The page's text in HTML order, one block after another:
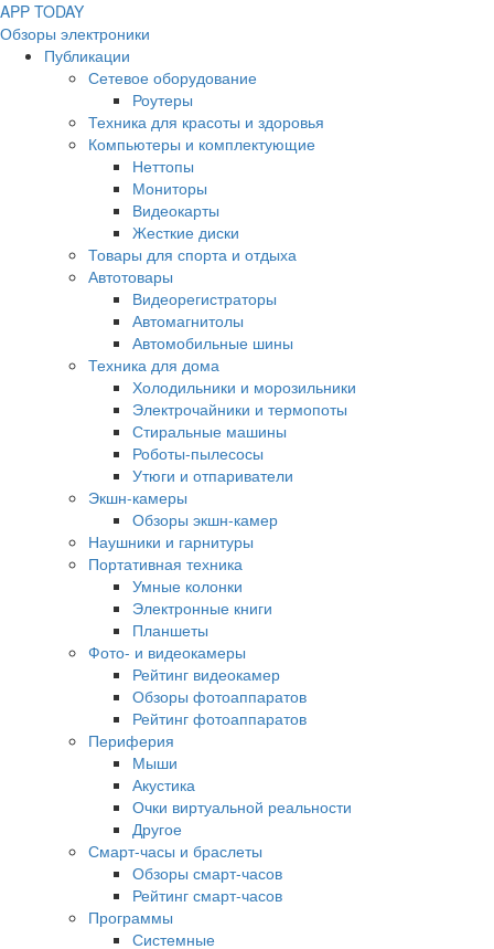
APP TODAY
Обзоры электроники
Публикации
Сетевое оборудование
Роутеры
Техника для красоты и здоровья
Компьютеры и комплектующие
Неттопы
Мониторы
Видеокарты
Жесткие диски
Товары для спорта и отдыха
Автотовары
Видеорегистраторы
Автомагнитолы
Автомобильные шины
Техника для дома
Холодильники и морозильники
Электрочайники и термопоты
Стиральные машины
Роботы-пылесосы
Утюги и отпариватели
Экшн-камеры
Обзоры экшн-камер
Наушники и гарнитуры
Портативная техника
Умные колонки
Электронные книги
Планшеты
Фото- и видеокамеры
Рейтинг видеокамер
Обзоры фотоаппаратов
Рейтинг фотоаппаратов
Периферия
Мыши
Акустика
Очки виртуальной реальности
Другое
Смарт-часы и браслеты
Обзоры смарт-часов
Рейтинг смарт-часов
Программы
Системные